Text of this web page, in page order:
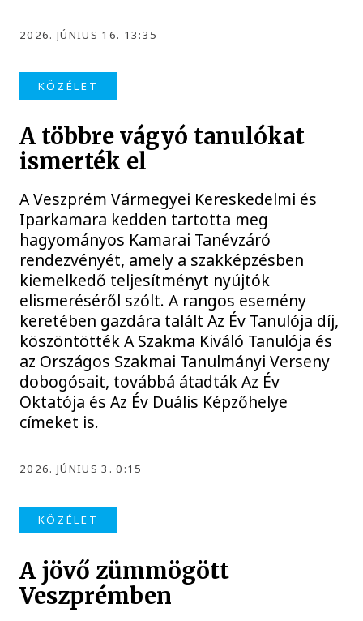
2026. JÚNIUS 16. 13:35
KÖZÉLET
A többre vágyó tanulókat
ismerték el
A Veszprém Vármegyei Kereskedelmi és
Iparkamara kedden tartotta meg
hagyományos Kamarai Tanévzáró
rendezvényét, amely a szakképzésben
kiemelkedő teljesítményt nyújtók
elismeréséről szólt. A rangos esemény
keretében gazdára talált Az Év Tanulója díj,
köszöntötték A Szakma Kiváló Tanulója és
az Országos Szakmai Tanulmányi Verseny
dobogósait, továbbá átadták Az Év
Oktatója és Az Év Duális Képzőhelye
címeket is.
2026. JÚNIUS 3. 0:15
KÖZÉLET
A jövő zümmögött
Veszprémben